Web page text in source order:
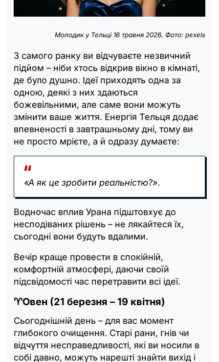
Молодик у Тельці 16 травня 2026. Фото: pexels
З самого ранку ви відчуваєте незвичний
підйом – ніби хтось відкрив вікно в кімнаті,
де було душно. Ідеї приходять одна за
одною, деякі з них здаються
божевільними, але саме вони можуть
змінити ваше життя. Енергія Тельця додає
впевненості в завтрашньому дні, тому ви
не просто мрієте, а й одразу думаєте:
«А як це зробити реальністю?».
Водночас вплив Урана підштовхує до
несподіваних рішень – не лякайтеся їх,
сьогодні вони будуть вдалими.
Вечір краще провести в спокійній,
комфортній атмосфері, даючи своїй
підсвідомості час перетравити всі ідеї.
♈Овен (21 березня – 19 квітня)
Сьогоднішній день – для вас момент
глибокого очищення. Старі рани, гнів чи
відчуття несправедливості, які ви носили в
собі давно, можуть нарешті знайти вихід і